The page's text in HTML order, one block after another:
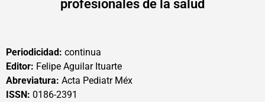
profesionales de la salud
Periodicidad: continua
Editor: Felipe Aguilar Ituarte
Abreviatura: Acta Pediatr Méx
ISSN: 0186-2391